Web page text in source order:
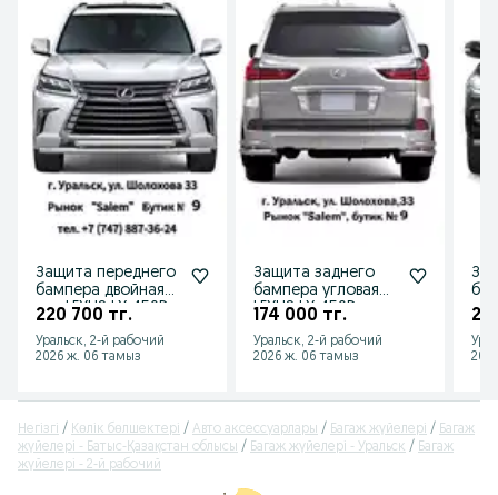
Защита переднего
бампера двойная
для LEXUS LX 450D
220 700 тг.
Уральск, 2-й рабочий
2026 ж. 06 тамыз
Защита заднего
бампера угловая
LEXUS LX 450D от
174 000 тг.
Уральск, 2-й рабочий
2026 ж. 06 тамыз
Негізгі Көлік бөлшектері Авто аксессуарлары Багаж жүйелері
Багаж
жүйелері - Батыс-Қазақстан облысы
Багаж жүйелері - Уральск
Багаж
жүйелері - 2-й рабочий